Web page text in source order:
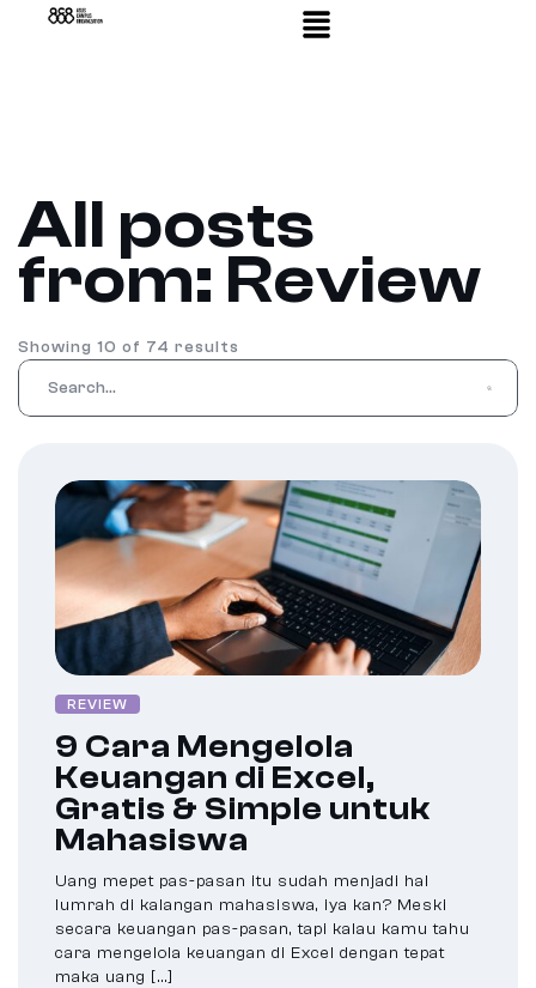
All posts
from: Review
Showing 10 of 74 results
REVIEW
9 Cara Mengelola
Keuangan di Excel,
Gratis & Simple untuk
Mahasiswa
Uang mepet pas-pasan itu sudah menjadi hal
lumrah di kalangan mahasiswa, iya kan? Meski
secara keuangan pas-pasan, tapi kalau kamu tahu
cara mengelola keuangan di Excel dengan tepat
maka uang […]